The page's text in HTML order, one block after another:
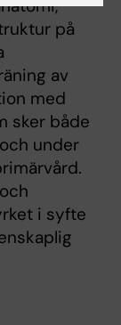
på
av
med
sker både
under
i syfte